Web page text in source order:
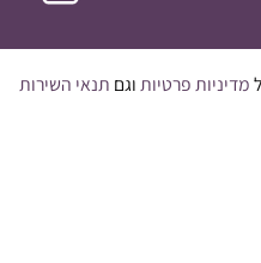
מדיניות פרטיותוגם תנאי השירות